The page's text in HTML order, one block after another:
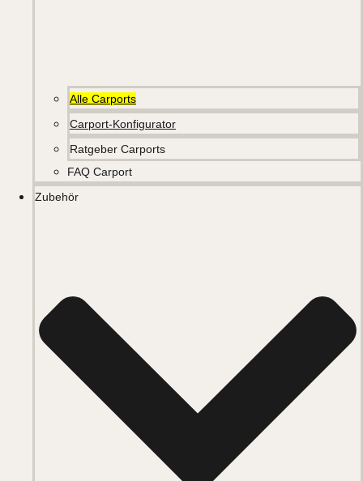
Alle Carports
Carport-Konfigurator
Ratgeber Carports
FAQ Carport
Zubehör